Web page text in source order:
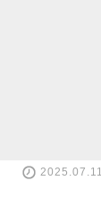
2025.07.11